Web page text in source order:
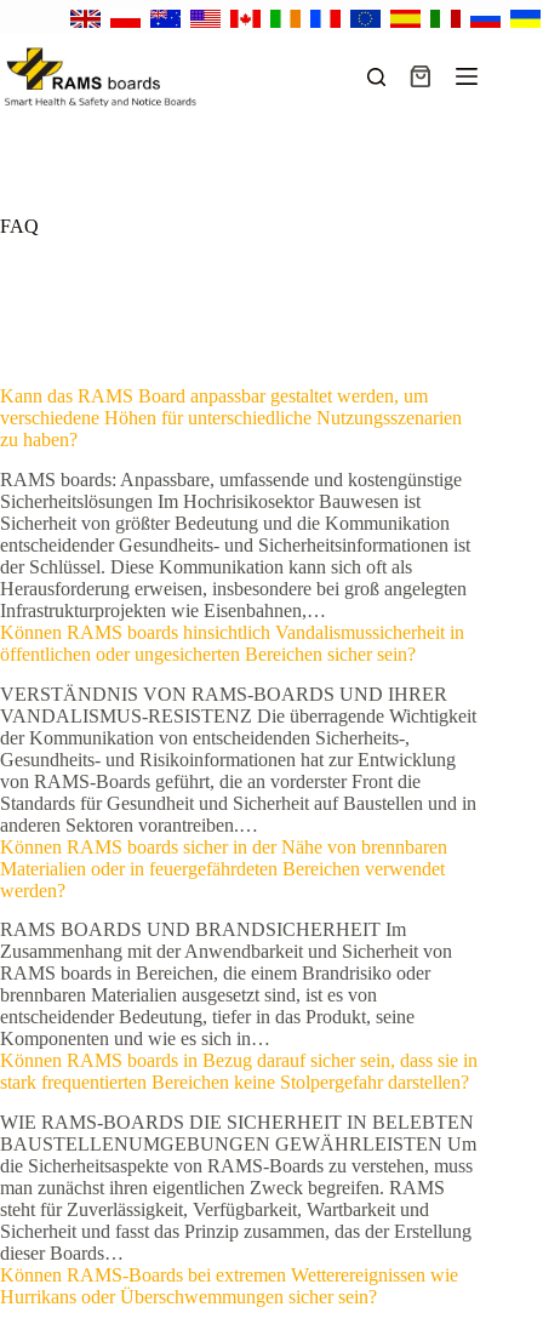
springen
Warenkorb
FAQ
Kann das RAMS Board anpassbar gestaltet werden, um
verschiedene Höhen für unterschiedliche Nutzungsszenarien
zu haben?
RAMS boards: Anpassbare, umfassende und kostengünstige
Sicherheitslösungen Im Hochrisikosektor Bauwesen ist
Sicherheit von größter Bedeutung und die Kommunikation
entscheidender Gesundheits- und Sicherheitsinformationen ist
der Schlüssel. Diese Kommunikation kann sich oft als
Herausforderung erweisen, insbesondere bei groß angelegten
Infrastrukturprojekten wie Eisenbahnen,…
Können RAMS boards hinsichtlich Vandalismussicherheit in
öffentlichen oder ungesicherten Bereichen sicher sein?
VERSTÄNDNIS VON RAMS-BOARDS UND IHRER
VANDALISMUS-RESISTENZ Die überragende Wichtigkeit
der Kommunikation von entscheidenden Sicherheits-,
Gesundheits- und Risikoinformationen hat zur Entwicklung
von RAMS-Boards geführt, die an vorderster Front die
Standards für Gesundheit und Sicherheit auf Baustellen und in
anderen Sektoren vorantreiben.…
Können RAMS boards sicher in der Nähe von brennbaren
Materialien oder in feuergefährdeten Bereichen verwendet
werden?
RAMS BOARDS UND BRANDSICHERHEIT Im
Zusammenhang mit der Anwendbarkeit und Sicherheit von
RAMS boards in Bereichen, die einem Brandrisiko oder
brennbaren Materialien ausgesetzt sind, ist es von
entscheidender Bedeutung, tiefer in das Produkt, seine
Komponenten und wie es sich in…
Können RAMS boards in Bezug darauf sicher sein, dass sie in
stark frequentierten Bereichen keine Stolpergefahr darstellen?
WIE RAMS-BOARDS DIE SICHERHEIT IN BELEBTEN
BAUSTELLENUMGEBUNGEN GEWÄHRLEISTEN Um
die Sicherheitsaspekte von RAMS-Boards zu verstehen, muss
man zunächst ihren eigentlichen Zweck begreifen. RAMS
steht für Zuverlässigkeit, Verfügbarkeit, Wartbarkeit und
Sicherheit und fasst das Prinzip zusammen, das der Erstellung
dieser Boards…
Können RAMS-Boards bei extremen Wetterereignissen wie
Hurrikans oder Überschwemmungen sicher sein?